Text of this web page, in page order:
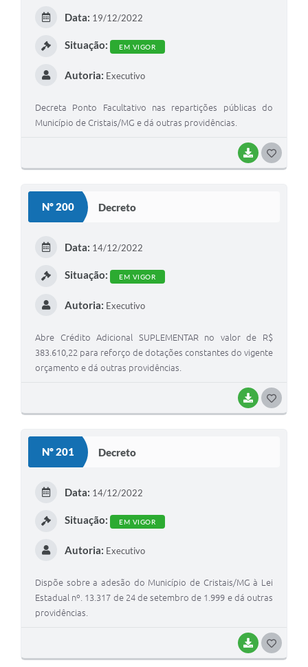
BAIXAR
Data: 19/12/2022
Situação: EM VIGOR
Autoria: Executivo
Decreta Ponto Facultativo nas repartições públicas do
Município de Cristais/MG e dá outras providências.
Nº 200 Decreto
BAIXAR
Data: 14/12/2022
Situação: EM VIGOR
Autoria: Executivo
Abre Crédito Adicional SUPLEMENTAR no valor de R$
383.610,22 para reforço de dotações constantes do vigente
orçamento e dá outras providências.
Nº 201 Decreto
BAIXAR
Data: 14/12/2022
Situação: EM VIGOR
Autoria: Executivo
Dispõe sobre a adesão do Município de Cristais/MG à Lei
Estadual nº. 13.317 de 24 de setembro de 1.999 e dá outras
providências.